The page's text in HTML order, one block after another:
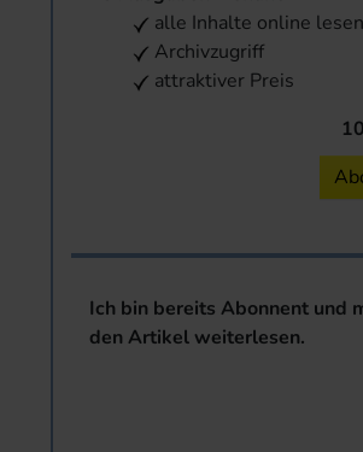
alle Inhalte online lesen
Archivzugriff
attraktiver Preis
Ich bin bereits Abonnent und
den Artikel weiterlesen.